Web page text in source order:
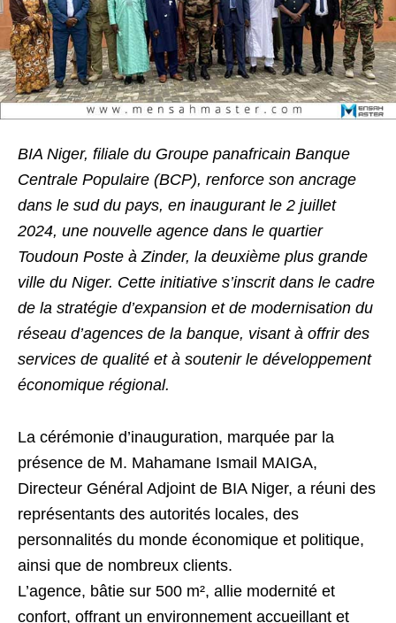
BIA Niger, filiale du Groupe panafricain Banque
Centrale Populaire (BCP), renforce son ancrage
dans le sud du pays, en inaugurant le 2 juillet
2024, une nouvelle agence dans le quartier
Toudoun Poste à Zinder, la deuxième plus grande
ville du Niger. Cette initiative s’inscrit dans le cadre
de la stratégie d’expansion et de modernisation du
réseau d’agences de la banque, visant à offrir des
services de qualité et à soutenir le développement
économique régional.
La cérémonie d’inauguration, marquée par la
présence de M. Mahamane Ismail MAIGA,
Directeur Général Adjoint de BIA Niger, a réuni des
représentants des autorités locales, des
personnalités du monde économique et politique,
ainsi que de nombreux clients.
L’agence, bâtie sur 500 m², allie modernité et
confort, offrant un environnement accueillant et